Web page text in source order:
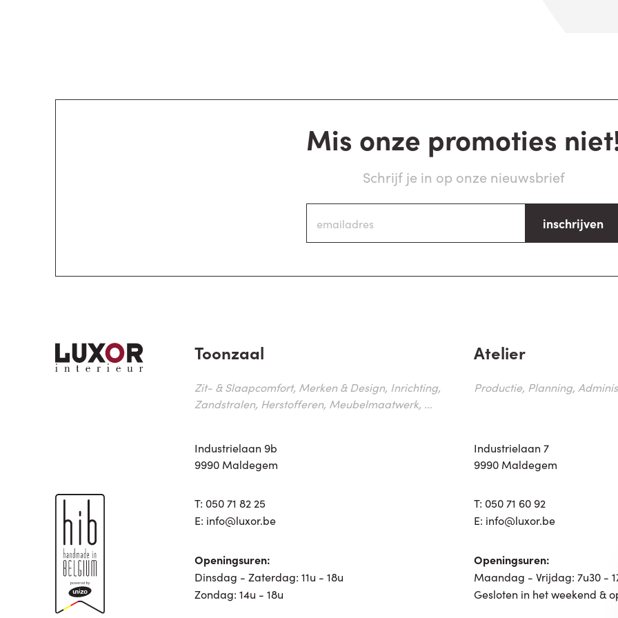
Mis onze promoties
Schrijf je in op onze nieuwsbrief
inschrijven
Toonzaal
Zit- & Slaapcomfort, Merken & Design, Inrichting,
Zandstralen, Herstofferen, Meubelmaatwerk, ...
Industrielaan 9b
9990 Maldegem
T: 050 71 82 25
E: info@luxor.be
Openingsuren:
Dinsdag - Zaterdag: 11u - 18u
Zondag: 14u - 18u
Atelier
Productie, Planning,
Industrielaan 7
9990 Maldegem
T: 050 71 60 92
E: info@luxor.be
Openingsuren:
Maandag - Vrijdag: 7u30 -
Gesloten in het weekend &